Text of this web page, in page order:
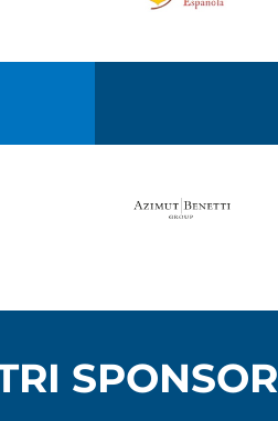
SPONSOR